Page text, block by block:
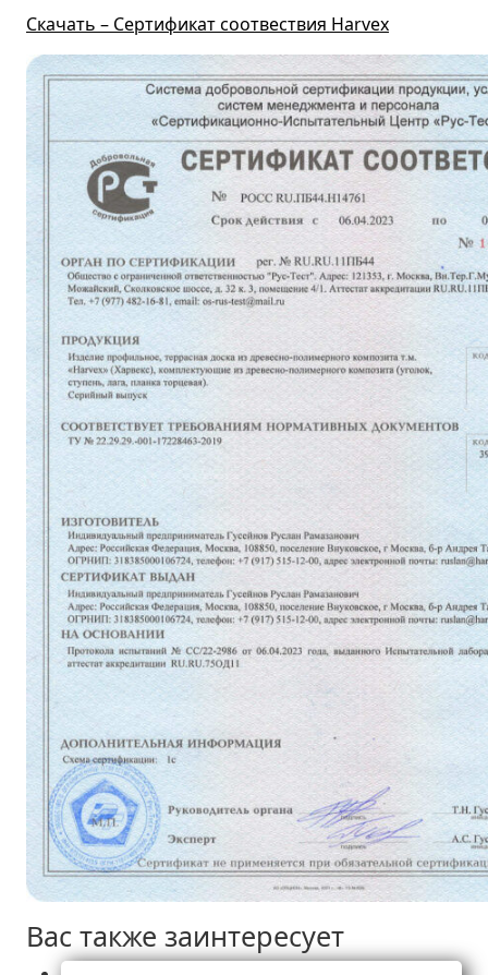
Скачать – Сертификат соотвествия Harvex
Вас также заинтересует